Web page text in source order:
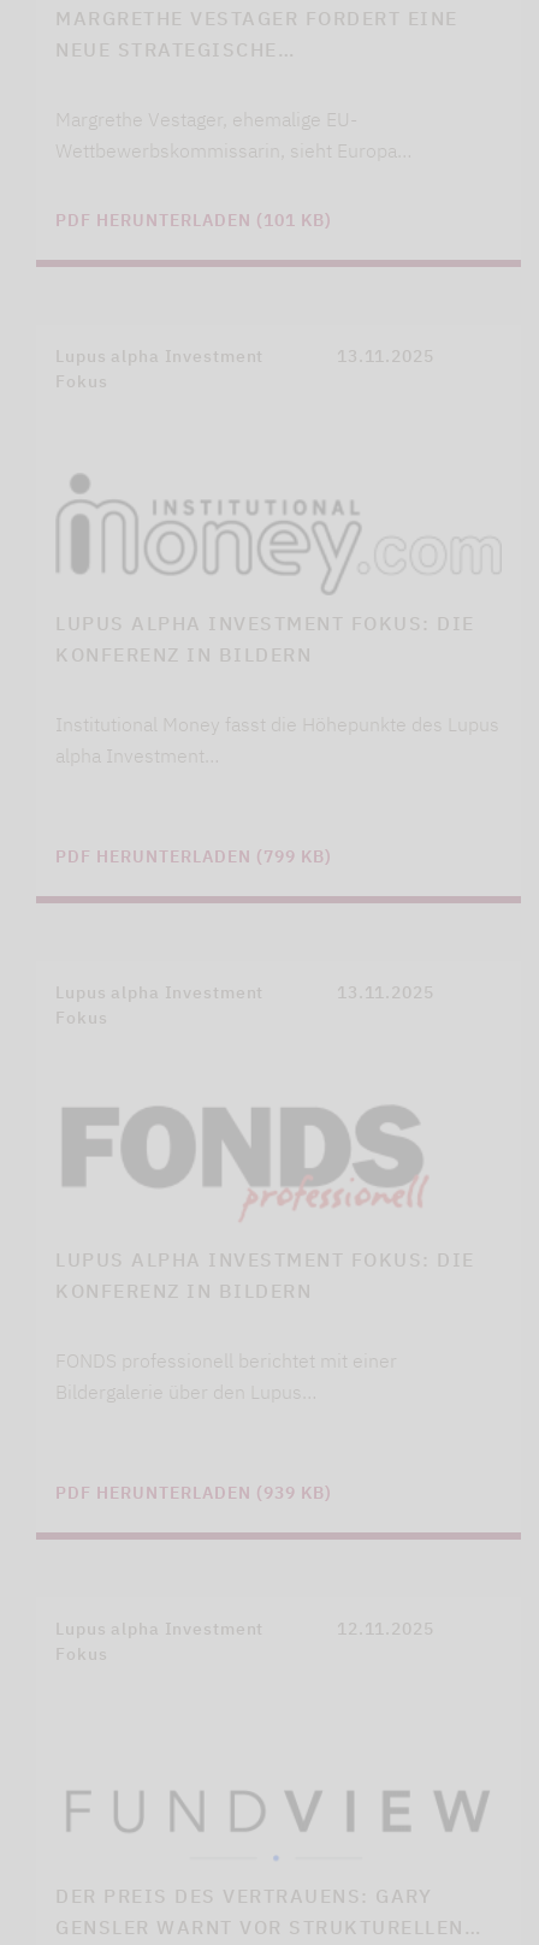
MARGRETHE VESTAGER FORDERT EINE
NEUE STRATEGISCHE…
Margrethe Vestager, ehemalige EU-
Wettbewerbskommissarin, sieht Europa…
PDF HERUNTERLADEN (101 KB)
Lupus alpha Investment
Fokus
13.11.2025
LUPUS ALPHA INVESTMENT FOKUS: DIE
KONFERENZ IN BILDERN
Institutional Money fasst die Höhepunkte des Lupus
alpha Investment…
PDF HERUNTERLADEN (799 KB)
Lupus alpha Investment
Fokus
13.11.2025
LUPUS ALPHA INVESTMENT FOKUS: DIE
KONFERENZ IN BILDERN
FONDS professionell berichtet mit einer
Bildergalerie über den Lupus…
PDF HERUNTERLADEN (939 KB)
Lupus alpha Investment
Fokus
12.11.2025
DER PREIS DES VERTRAUENS: GARY
GENSLER WARNT VOR STRUKTURELLEN…